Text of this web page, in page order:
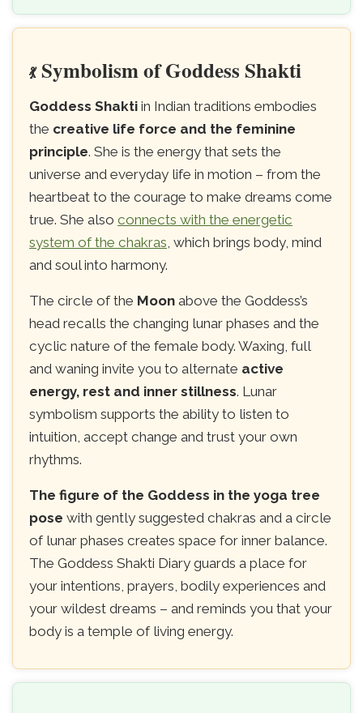
💃 Symbolism of Goddess Shakti
Goddess Shakti in Indian traditions embodies
the creative life force and the feminine
principle. She is the energy that sets the
universe and everyday life in motion – from the
heartbeat to the courage to make dreams come
true. She also connects with the energetic
system of the chakras , which brings body, mind
and soul into harmony.
The circle of the Moon above the Goddess’s
head recalls the changing lunar phases and the
cyclic nature of the female body. Waxing, full
and waning invite you to alternate active
energy, rest and inner stillness. Lunar
symbolism supports the ability to listen to
intuition, accept change and trust your own
rhythms.
The figure of the Goddess in the yoga tree
pose with gently suggested chakras and a circle
of lunar phases creates space for inner balance.
The Goddess Shakti Diary guards a place for
your intentions, prayers, bodily experiences and
your wildest dreams – and reminds you that your
body is a temple of living energy.